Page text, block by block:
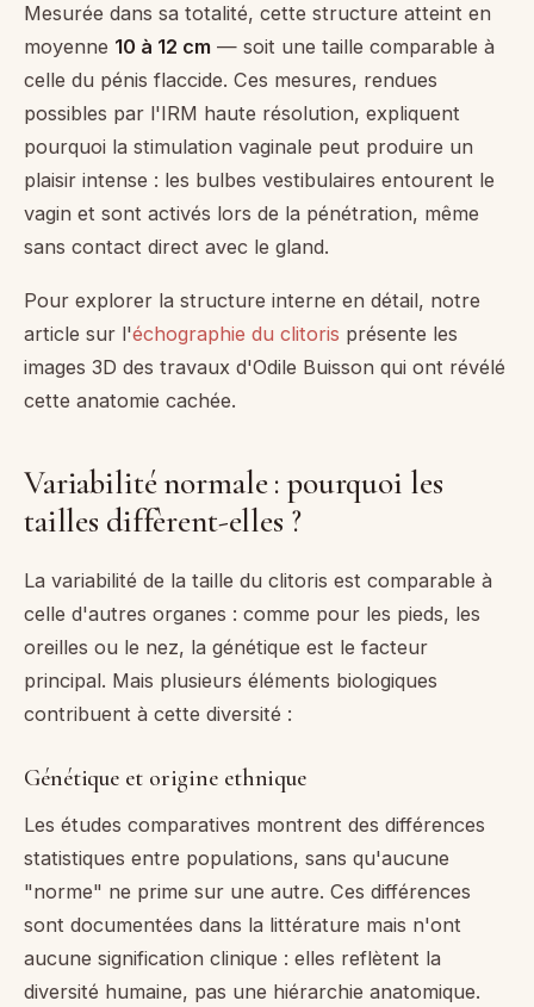
Mesurée dans sa totalité, cette structure atteint en
moyenne 10 à 12 cm — soit une taille comparable à
celle du pénis flaccide. Ces mesures, rendues
possibles par l'IRM haute résolution, expliquent
pourquoi la stimulation vaginale peut produire un
plaisir intense : les bulbes vestibulaires entourent le
vagin et sont activés lors de la pénétration, même
sans contact direct avec le gland.
Pour explorer la structure interne en détail, notre
article sur l'échographie du clitoris présente les
images 3D des travaux d'Odile Buisson qui ont révélé
cette anatomie cachée.
Variabilité normale : pourquoi les
tailles diffèrent-elles ?
La variabilité de la taille du clitoris est comparable à
celle d'autres organes : comme pour les pieds, les
oreilles ou le nez, la génétique est le facteur
principal. Mais plusieurs éléments biologiques
contribuent à cette diversité :
Génétique et origine ethnique
Les études comparatives montrent des différences
statistiques entre populations, sans qu'aucune
"norme" ne prime sur une autre. Ces différences
sont documentées dans la littérature mais n'ont
aucune signification clinique : elles reflètent la
diversité humaine, pas une hiérarchie anatomique.